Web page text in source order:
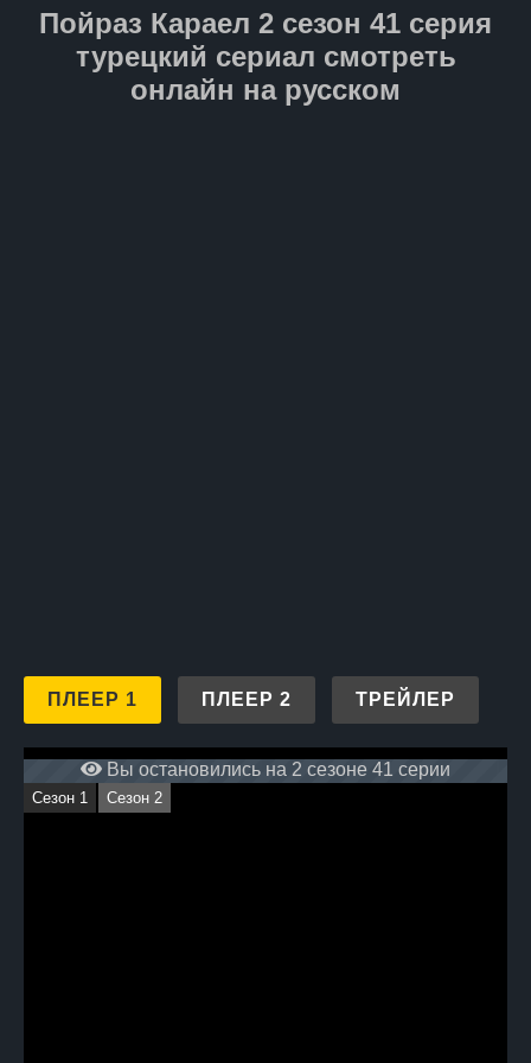
путешествие станет для него
не только проверкой силы
духа, но и свидетельством
настоящего отцовского
мужества.
Пойраз Караел 2 сезон 41 серия
турецкий сериал смотреть
онлайн на русском
ПЛЕЕР 1 ПЛЕЕР 2 ТРЕЙЛЕР
Вы остановились на 2 сезоне 41 серии
Сезон 1 Сезон 2